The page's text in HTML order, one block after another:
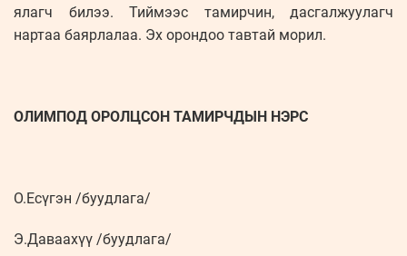
ялагч билээ. Тиймээс тамирчин, дасгалжуулагч
нартаа баярлалаа. Эх орондоо тавтай морил.
ОЛИМПОД ОРОЛЦСОН ТАМИРЧДЫН НЭРС
О.Есүгэн /буудлага/
Э.Даваахүү /буудлага/